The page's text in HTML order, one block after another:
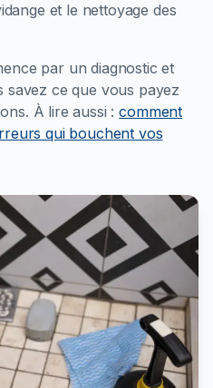
et le nettoyage des
par un diagnostic et
savez ce que vous payez
À lire aussi : comment
qui bouchent vos